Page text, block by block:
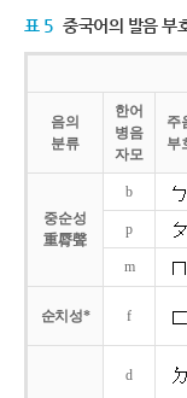
표 5 중국어의 발음 부
음의
분류
한어
병음
자모
주
부
중순성
重脣聲
b
p
m
순치성* f
d